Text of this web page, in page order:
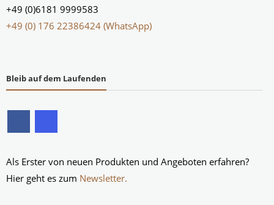
+49 (0)6181 9999583
+49 (0) 176 22386424 (WhatsApp)
Bleib auf dem Laufenden
Als Erster von neuen Produkten und Angeboten erfahren?
Hier geht es zum Newsletter.